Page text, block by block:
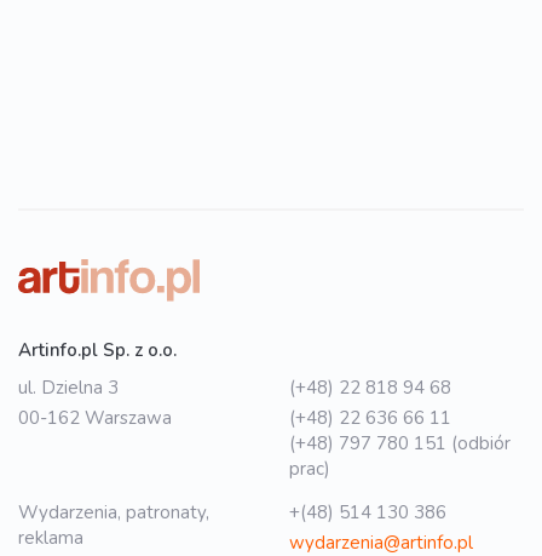
Artinfo.pl Sp. z o.o.
ul. Dzielna 3
00-162 Warszawa
(+48) 22 818 94 68
(+48) 22 636 66 11
(+48) 797 780 151 (odbiór
prac)
Wydarzenia, patronaty,
reklama
+(48) 514 130 386
wydarzenia@artinfo.pl